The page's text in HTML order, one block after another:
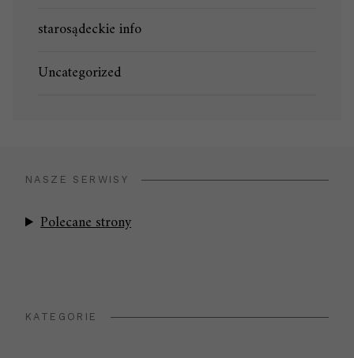
starosądeckie info
Uncategorized
NASZE SERWISY
Polecane strony
KATEGORIE